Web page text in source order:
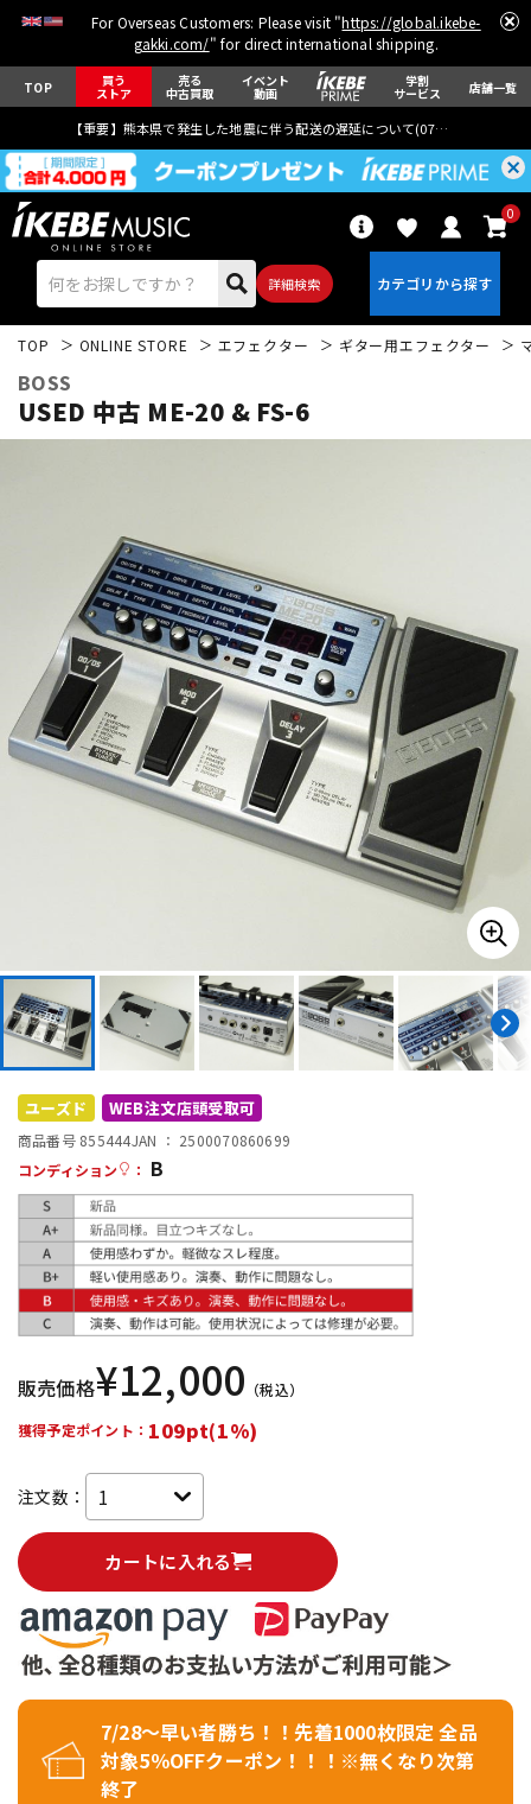
For Overseas Customers: Please visit "https://global.ikebe-
gakki.com/" for direct international shipping.
TOP 買う
ストア
売る
中古買取
イベント
動画
学割
サービス 店舗一覧
【重要】熊本県で発生した地震に伴う配送の遅延について(07月29日
詳細検索
0
ベース
ドラム パーカッション
キーボード 電子ピアノ
その他楽器
エフェクター
DJ機器 DTM
配信/ライブ機器
中古
TOP ONLINE STORE エフェクター ギター用エフェクター
BOSS
USED 中古 ME-20 & FS-6
ユーズド WEB注文店頭受取可
商品番号 855444JAN ： 2500070860699
コンディション
： B
販売価格¥12,000 （税込）
獲得予定ポイント： 109pt(1%)
注文数：
カートに入れる
7/28～早い者勝ち！！先着1000枚限定 全品
対象5％OFFクーポン！！！※無くなり次第
終了